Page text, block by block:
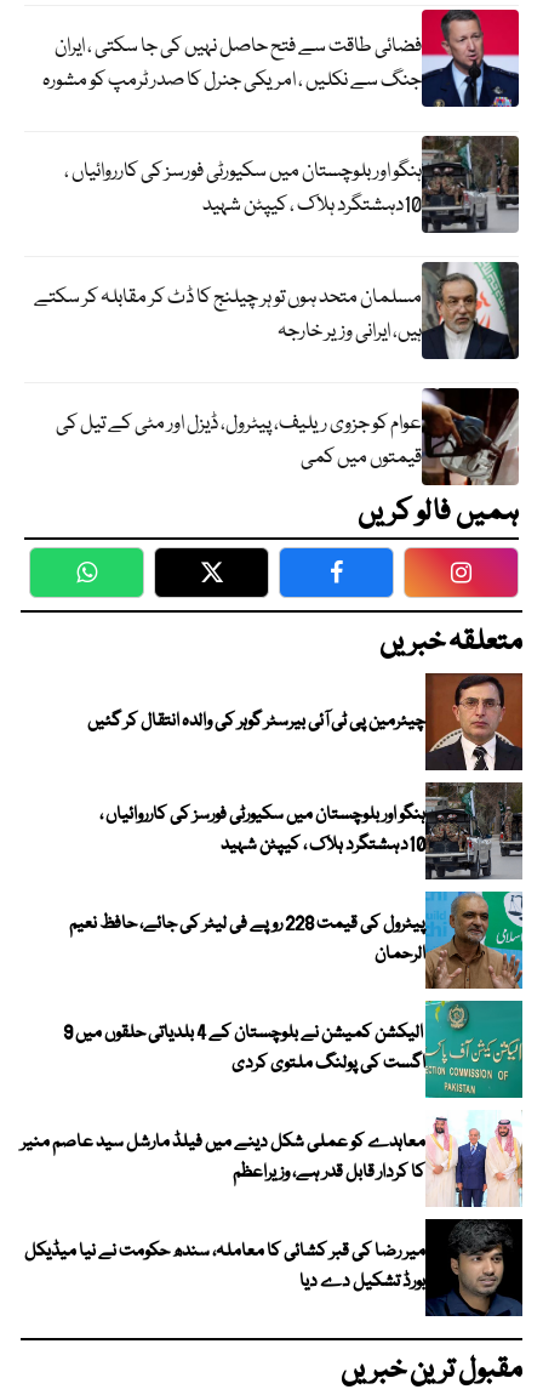
فضائی طاقت سے فتح حاصل نہیں کی جا سکتی ، ایران
جنگ سے نکلیں ، امریکی جنرل کا صدر ٹرمپ کو مشورہ
ہنگو اور بلوچستان میں سکیورٹی فورسز کی کارروائیاں ،
10دہشتگرد ہلاک ، کیپٹن شہید
مسلمان متحد ہوں تو ہر چیلنج کا ڈٹ کر مقابلہ کر سکتے
ہیں، ایرانی وزیر خارجہ
عوام کو جزوی ریلیف، پیٹرول، ڈیزل اور مٹی کے تیل کی
قیمتوں میں کمی
ہمیں فالو کریں
WhatsApp Twitter Facebook
متعلقہ خبریں
چیئرمین پی ٹی آئی بیرسٹر گوہر کی والدہ انتقال کر گئیں
ہنگو اور بلوچستان میں سکیورٹی فورسز کی کارروائیاں ،
10دہشتگرد ہلاک ، کیپٹن شہید
پیٹرول کی قیمت 228 روپے فی لیٹر کی جائے، حافظ نعیم
الرحمان
الیکشن کمیشن نے بلوچستان کے 4 بلدیاتی حلقوں میں 9
اگست کی پولنگ ملتوی کردی
معاہدے کو عملی شکل دینے میں فیلڈ مارشل سید عاصم منیر
کا کردار قابل قدر ہے، وزیراعظم
میر رضا کی قبر کشائی کا معاملہ، سندھ حکومت نے نیا میڈیکل
بورڈ تشکیل دے دیا
مقبول ترین خبریں